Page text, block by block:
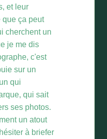
et leur
que ça peut
cherchent un
je me dis
c'est
sur un
qui
qui sait
ses photos.
un atout
à briefer